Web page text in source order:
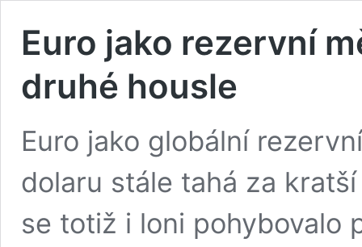
Euro jako rezervní
druhé housle
Euro jako globální
dolaru stále tahá za
se totiž i loni pohybovalo